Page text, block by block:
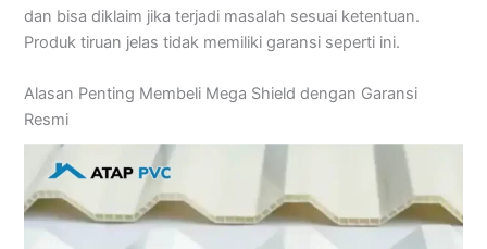
dan bisa diklaim jika terjadi masalah sesuai ketentuan.
Produk tiruan jelas tidak memiliki garansi seperti ini.
Alasan Penting Membeli Mega Shield dengan Garansi
Resmi